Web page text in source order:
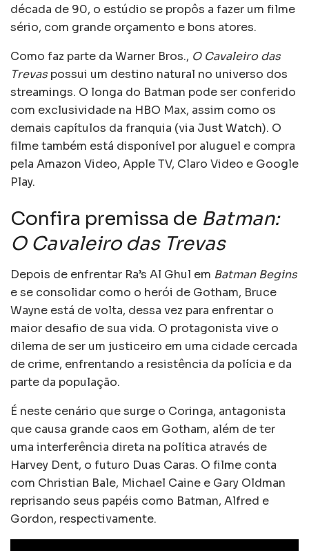
década de 90, o estúdio se propôs a fazer um filme
sério, com grande orçamento e bons atores.
Como faz parte da Warner Bros., O Cavaleiro das
Trevas possui um destino natural no universo dos
streamings. O longa do Batman pode ser conferido
com exclusividade na HBO Max, assim como os
demais capítulos da franquia (via Just Watch). O
filme também está disponível por aluguel e compra
pela Amazon Video, Apple TV, Claro Video e Google
Play.
Confira premissa de Batman:
O Cavaleiro das Trevas
Depois de enfrentar Ra’s Al Ghul em Batman Begins
e se consolidar como o herói de Gotham, Bruce
Wayne está de volta, dessa vez para enfrentar o
maior desafio de sua vida. O protagonista vive o
dilema de ser um justiceiro em uma cidade cercada
de crime, enfrentando a resistência da polícia e da
parte da população.
É neste cenário que surge o Coringa, antagonista
que causa grande caos em Gotham, além de ter
uma interferência direta na política através de
Harvey Dent, o futuro Duas Caras. O filme conta
com Christian Bale, Michael Caine e Gary Oldman
reprisando seus papéis como Batman, Alfred e
Gordon, respectivamente.